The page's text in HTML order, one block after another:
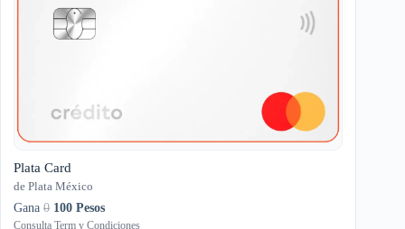
Plata Card
de Plata México
Gana 0 100 Pesos
Consulta Term y Condiciones